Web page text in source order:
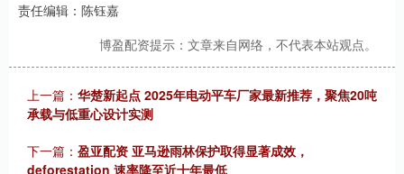
责任编辑：陈钰嘉
博盈配资提示：文章来自网络，不代表本站观点。
上一篇： 华楚新起点 2025年电动平车厂家最新推荐，聚焦20吨
承载与低重心设计实测
下一篇： 盈亚配资 亚马逊雨林保护取得显著成效，
deforestation 速率降至近十年最低